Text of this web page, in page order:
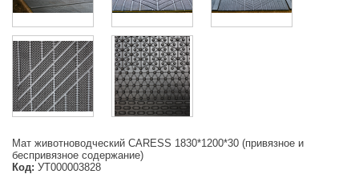
Мат животноводческий CARESS 1830*1200*30 (привязное и
беспривязное содержание)
Код: УТ000003828